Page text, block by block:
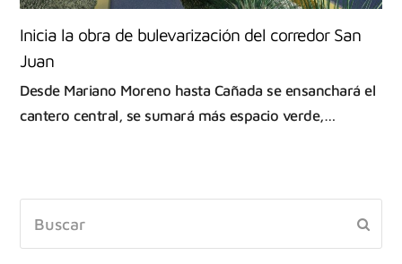
Inicia la obra de bulevarización del corredor San
Juan
Desde Mariano Moreno hasta Cañada se ensanchará el
cantero central, se sumará más espacio verde,…